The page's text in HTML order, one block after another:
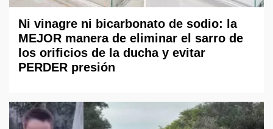
Ni vinagre ni bicarbonato de sodio: la
MEJOR manera de eliminar el sarro de
los orificios de la ducha y evitar
PERDER presión